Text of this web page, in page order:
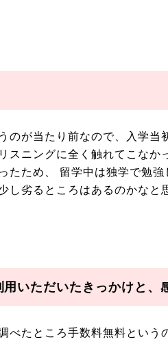
のが当たり前なので、入学
スニングに全く触れてこな
たため、 留学中は独学で勉
し劣るところはあるのかなと
いただいたきっかけと、
べたところ手数料無料とい